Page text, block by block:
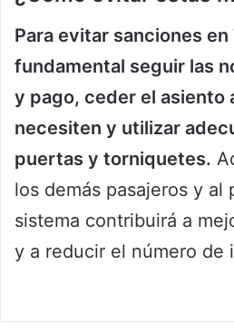
Para evitar sanciones
fundamental seguir las
y pago, ceder el asiento
necesiten y utilizar
puertas y torniquetes.
los demás pasajeros y al
sistema contribuirá a
y a reducir el número de